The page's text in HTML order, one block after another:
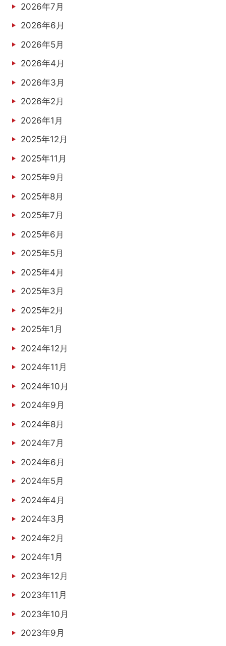
2026年7月
2026年6月
2026年5月
2026年4月
2026年3月
2026年2月
2026年1月
2025年12月
2025年11月
2025年9月
2025年8月
2025年7月
2025年6月
2025年5月
2025年4月
2025年3月
2025年2月
2025年1月
2024年12月
2024年11月
2024年10月
2024年9月
2024年8月
2024年7月
2024年6月
2024年5月
2024年4月
2024年3月
2024年2月
2024年1月
2023年12月
2023年11月
2023年10月
2023年9月